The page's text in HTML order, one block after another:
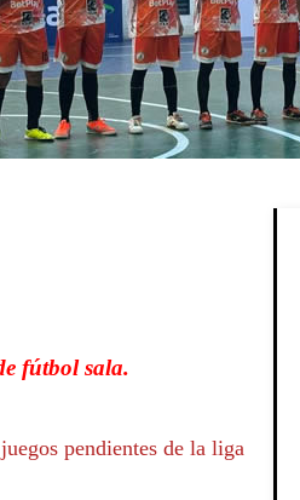
fútbol sala.
pendientes de la liga